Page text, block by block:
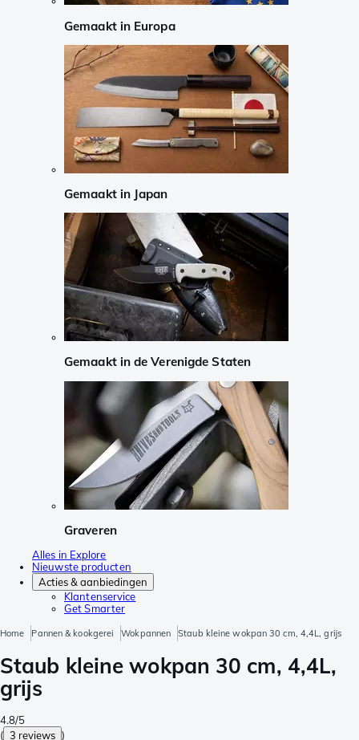
Gemaakt in Europa
Gemaakt in Japan
Gemaakt in de Verenigde Staten
Graveren
Alles in Explore
Nieuwste producten
Acties & aanbiedingen
Klantenservice
Get Smarter
Home Pannen & kookgerei Wokpannen Staub kleine wokpan 30 cm, 4,4L, grijs
Staub kleine wokpan 30 cm, 4,4L,
grijs
4.8/5
( 3 reviews )